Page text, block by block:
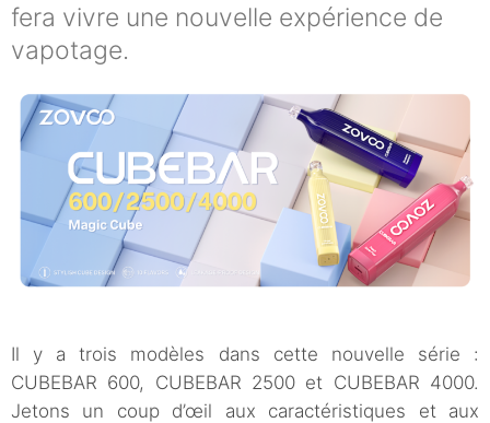
fera vivre une nouvelle expérience de
vapotage.
Il y a trois modèles dans cette nouvelle série :
CUBEBAR 600, CUBEBAR 2500 et CUBEBAR 4000.
Jetons un coup d’œil aux caractéristiques et aux